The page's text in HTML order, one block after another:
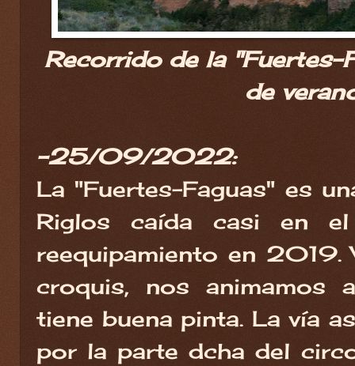
Recorrido de la "Fuertes-
de
-25/09/2022:
La "Fuertes-Faguas" es
Riglos caída casi en
reequipamiento en 2019.
croquis, nos animamos
tiene buena pinta. La vía
por la parte dcha del